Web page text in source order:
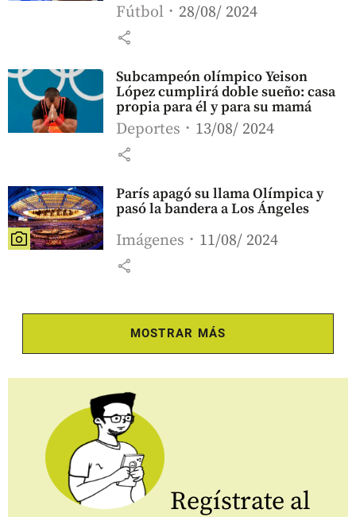
Fútbol 28/08/ 2024
share
Subcampeón olímpico Yeison
López cumplirá doble sueño: casa
propia para él y para su mamá
Deportes 13/08/ 2024
share
París apagó su llama Olímpica y
pasó la bandera a Los Ángeles
Imágenes 11/08/ 2024
share
MOSTRAR MÁS
Regístrate al